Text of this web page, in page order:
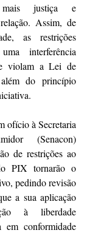
mais justiça e
Assim, de
as restrições
interferência
violam a Lei de
do princípio
ofício à Secretaria
(Senacon)
de restrições ao
PIX tornarão o
pedindo revisão
a sua aplicação
à liberdade
em conformidade